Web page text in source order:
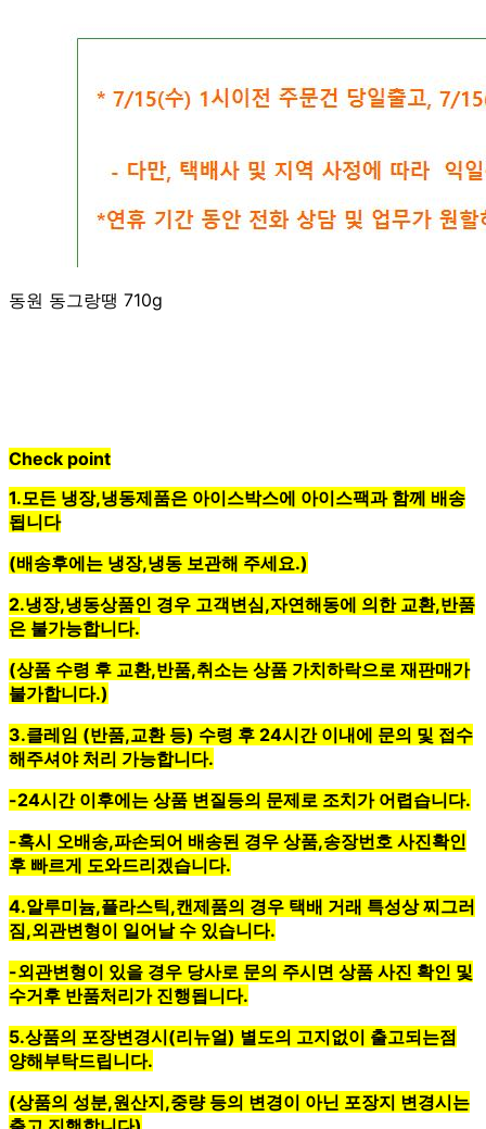
동원 동그랑땡 710g
Check point
1.모든 냉장,냉동제품은 아이스박스에 아이스팩과 함께 배송
됩니다
(배송후에는 냉장,냉동 보관해 주세요.)
2.냉장,냉동상품인 경우 고객변심,자연해동에 의한 교환,반품
은 불가능합니다.
(상품 수령 후 교환,반품,취소는 상품 가치하락으로 재판매가
불가합니다.)
3.클레임 (반품,교환 등) 수령 후 24시간 이내에 문의 및 접수
해주셔야 처리 가능합니다.
-24시간 이후에는 상품 변질등의 문제로 조치가 어렵습니다.
-혹시 오배송,파손되어 배송된 경우 상품,송장번호 사진확인
후 빠르게 도와드리겠습니다.
4.알루미늄,플라스틱,캔제품의 경우 택배 거래 특성상 찌그러
짐,외관변형이 일어날 수 있습니다.
-외관변형이 있을 경우 당사로 문의 주시면 상품 사진 확인 및
수거후 반품처리가 진행됩니다.
5.상품의 포장변경시(리뉴얼) 별도의 고지없이 출고되는점
양해부탁드립니다.
(상품의 성분,원산지,중량 등의 변경이 아닌 포장지 변경시는